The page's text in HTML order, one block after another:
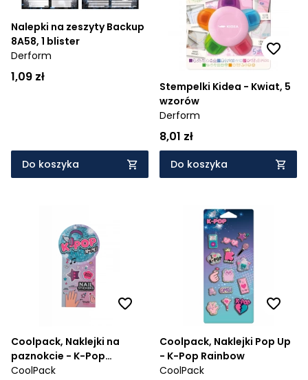
Nalepki na zeszyty Backup
8A58, 1 blister
Derform
1,09 zł
Do koszyka
Stempelki Kidea - Kwiat, 5
wzorów
Derform
8,01 zł
Do koszyka
Coolpack, Naklejki na
paznokcie - K-Pop
Rainbow
CoolPack
Coolpack, Naklejki Pop Up
- K-Pop Rainbow
CoolPack